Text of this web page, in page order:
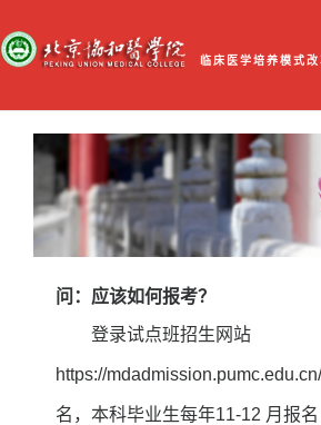
临床医学培养模式
问：应该如何报考？
登录试点班招生网站
https://
名，本科毕业生每年11-12 月报